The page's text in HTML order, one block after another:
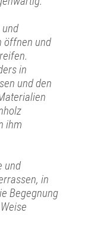
öffnen und
in
und den
ihm
und
in
Begegnung